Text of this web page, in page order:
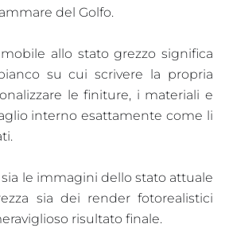
del Golfo.
allo stato grezzo significa
su cui scrivere la propria
le finiture, i materiali e
interno esattamente come li
le immagini dello stato attuale
sia dei render fotorealistici
risultato finale.